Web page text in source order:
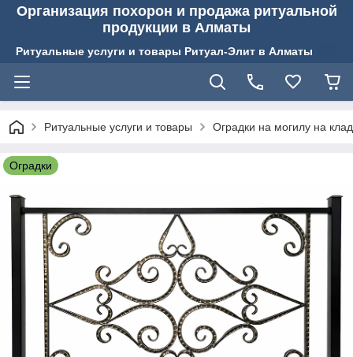
Организация похорон и продажа ритуальной
продукции в Алматы
Ритуальные услуги и товары Ритуал-Элит в Алматы
Ритуальные услуги и товары Оградки на могилу на
Оградки